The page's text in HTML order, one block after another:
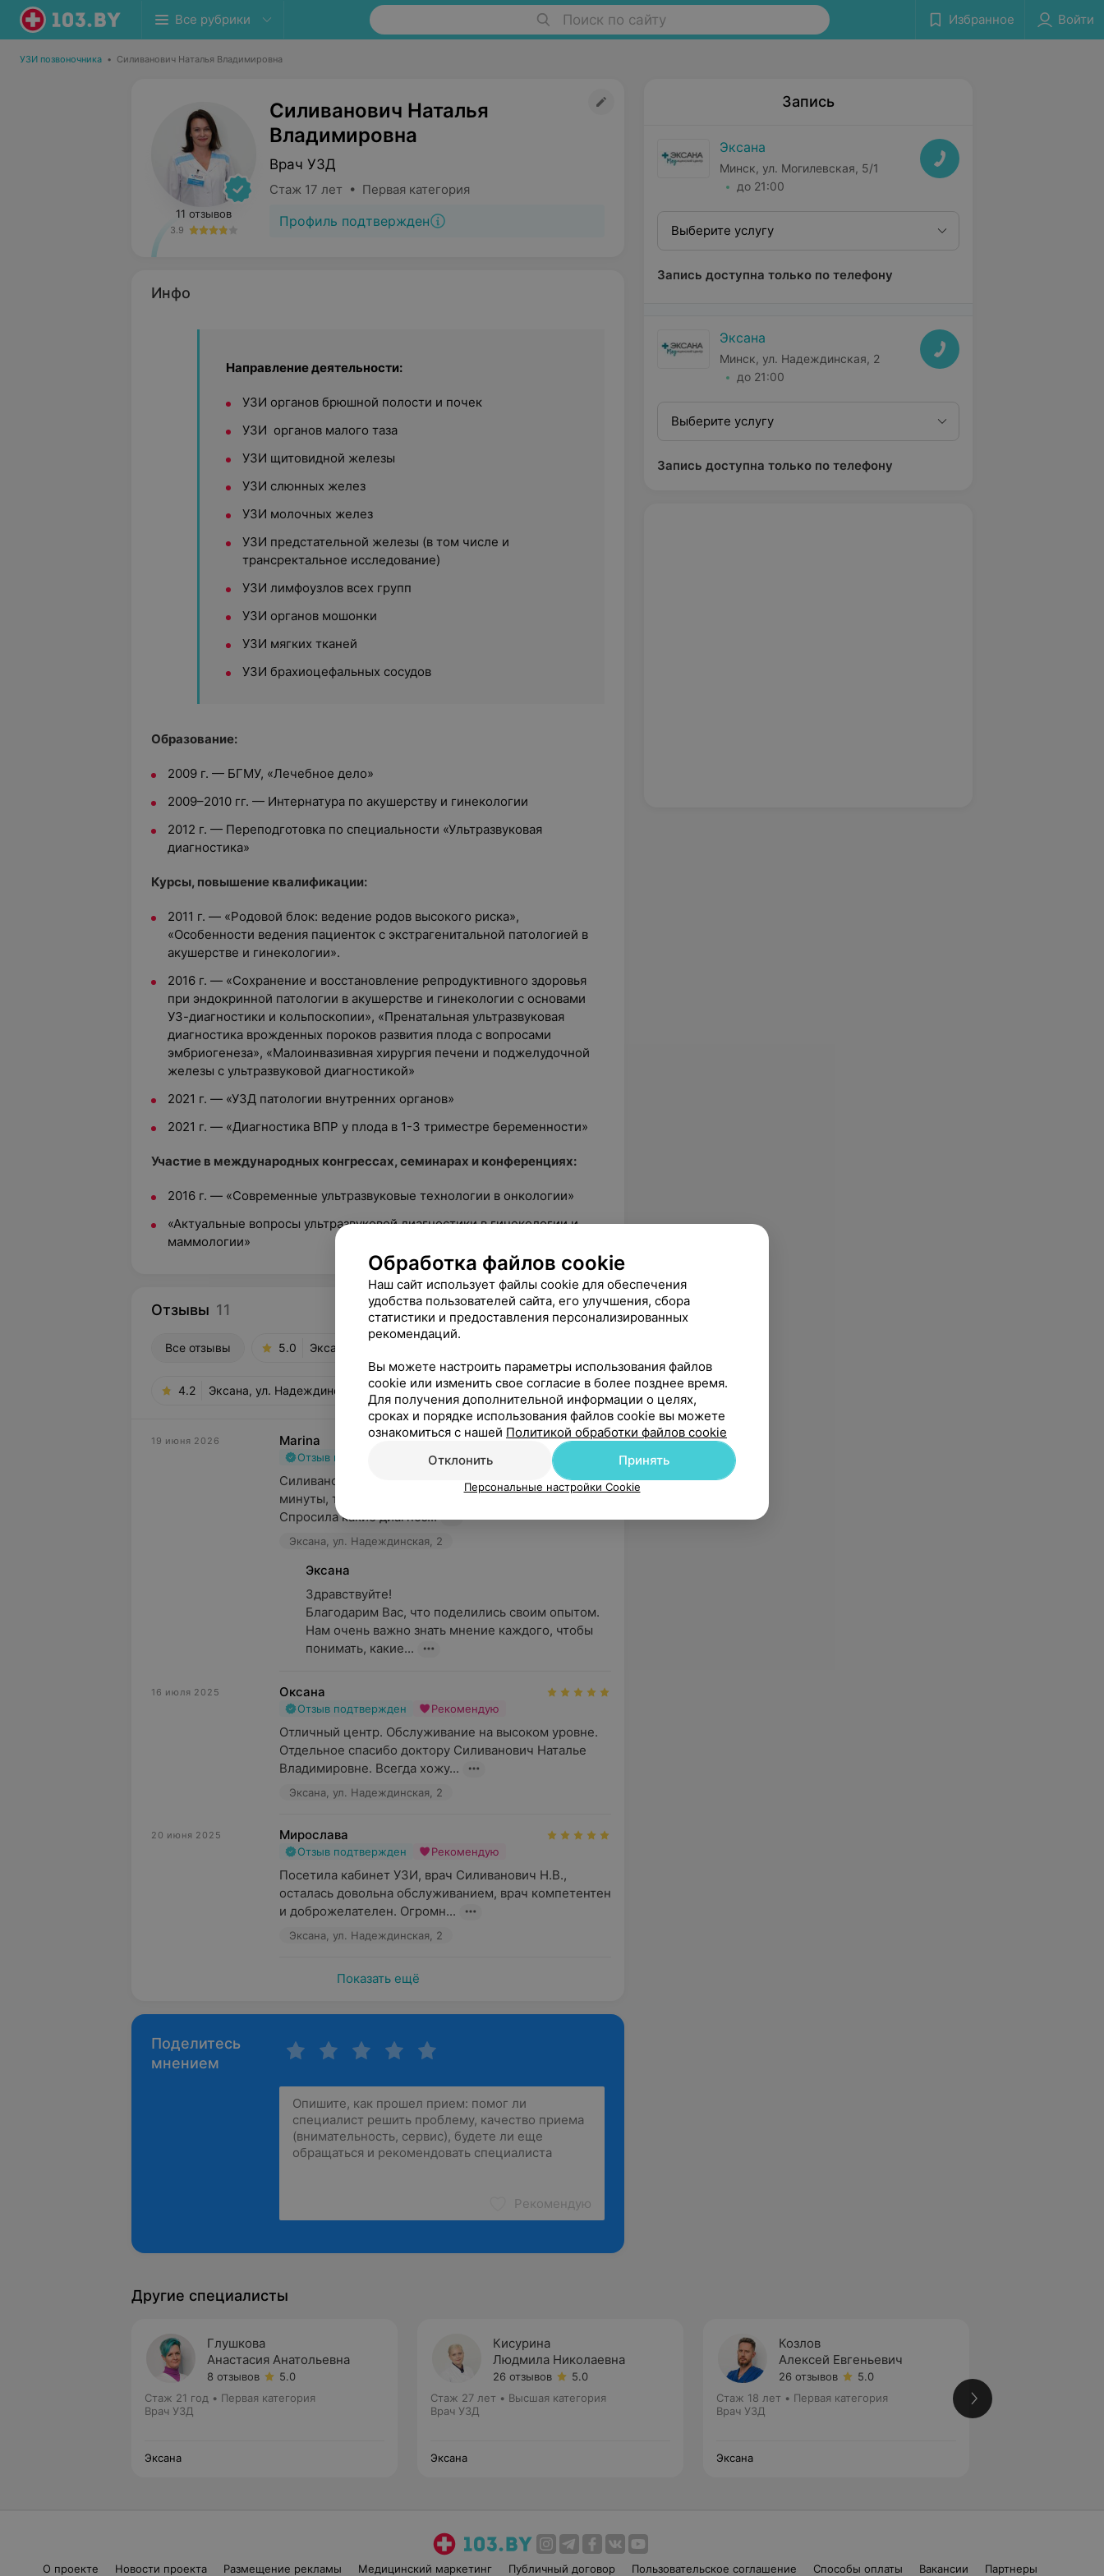
Все рубрики Поиск по сайту Избранное Войти
УЗИ позвоночника • Силиванович Наталья Владимировна
11 отзывов
3.9
Силиванович Наталья
Владимировна
Врач УЗД
Стаж 17 лет • Первая категория
Профиль подтвержден
Инфо
Направление деятельности:
УЗИ органов брюшной полости и почек
УЗИ органов малого таза
УЗИ щитовидной железы
УЗИ слюнных желез
УЗИ молочных желез
УЗИ предстательной железы (в том числе и
трансректальное исследование)
УЗИ лимфоузлов всех групп
УЗИ органов мошонки
УЗИ мягких тканей
УЗИ брахиоцефальных сосудов
Образование:
2009 г. — БГМУ, «Лечебное дело»
2009–2010 гг. — Интернатура по акушерству и гинекологии
2012 г. — Переподготовка по специальности «Ультразвуковая
диагностика»
Курсы, повышение квалификации:
2011 г. — «Родовой блок: ведение родов высокого риска»,
«Особенности ведения пациенток с экстрагенитальной патологией в
акушерстве и гинекологии».
2016 г. — «Сохранение и восстановление репродуктивного здоровья
при эндокринной патологии в акушерстве и гинекологии с основами
УЗ-диагностики и кольпоскопии», «Пренатальная ультразвуковая
диагностика врожденных пороков развития плода с вопросами
эмбриогенеза», «Малоинвазивная хирургия печени и поджелудочной
железы с ультразвуковой диагностикой»
2021 г. — «УЗД патологии внутренних органов»
2021 г. — «Диагностика ВПР у плода в 1-3 триместре беременности»
Участие в международных конгрессах, семинарах и конференциях:
2016 г. — «Современные ультразвуковые технологии в онкологии»
«Актуальные вопросы ультразвуковой диагностики в гинекологии и
маммологии»
Отзывы 11
Все отзывы 5.0 Эксана, ул. Могилевская, 5/1
4.2 Эксана, ул. Надеждинская, 2
19 июня 2026 Marina
Отзыв подтвержден
Силиванович Наталья Владимировна, узи шло ровно 2
минуты, так быстро меня еще нигде не смотрели.
Спросила какие диагноз...
Эксана, ул. Надеждинская, 2
Эксана
Здравствуйте!
Благодарим Вас, что поделились своим опытом.
Нам очень важно знать мнение каждого, чтобы
понимать, какие...
16 июля 2025 Оксана
Отзыв подтвержден Рекомендую
Отличный центр. Обслуживание на высоком уровне.
Отдельное спасибо доктору Силиванович Наталье
Владимировне. Всегда хожу...
Эксана, ул. Надеждинская, 2
20 июня 2025 Мирослава
Отзыв подтвержден Рекомендую
Посетила кабинет УЗИ, врач Силиванович Н.В.,
осталась довольна обслуживанием, врач компетентен
и доброжелателен. Огромн...
Эксана, ул. Надеждинская, 2
Показать ещё
Поделитесь
мнением
Рекомендую
Запись
Эксана
Минск, ул. Могилевская, 5/1
до 21:00
Выберите услугу
Запись доступна только по телефону
Эксана
Минск, ул. Надеждинская, 2
до 21:00
Выберите услугу
Запись доступна только по телефону
Другие специалисты
Глушкова
Анастасия Анатольевна
8 отзывов
5.0
Стаж 21 год • Первая категория
Врач УЗД
Эксана
Кисурина
Людмила Николаевна
26 отзывов
5.0
Стаж 27 лет • Высшая категория
Врач УЗД
Эксана
Козлов
Алексей Евгеньевич
26 отзывов
5.0
Стаж 18 лет • Первая категория
Врач УЗД
Эксана
О проекте Новости проекта Размещение рекламы Медицинский маркетинг Публичный договор Пользовательское соглашение Способы оплаты Вакансии Партнеры
Обработка файлов cookie
Наш сайт использует файлы cookie для обеспечения
удобства пользователей сайта, его улучшения, сбора
статистики и предоставления персонализированных
рекомендаций.
Вы можете настроить параметры использования файлов
cookie или изменить свое согласие в более позднее время.
Для получения дополнительной информации о целях,
сроках и порядке использования файлов cookie вы можете
ознакомиться с нашей Политикой обработки файлов cookie
Отклонить
Принять
Персональные настройки Cookie